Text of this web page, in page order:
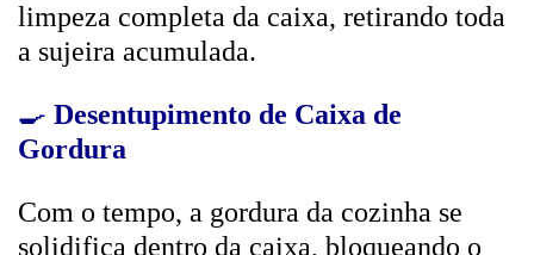
limpeza completa da caixa, retirando toda
a sujeira acumulada.
🍳 Desentupimento de Caixa de
Gordura
Com o tempo, a gordura da cozinha se
solidifica dentro da caixa, bloqueando o